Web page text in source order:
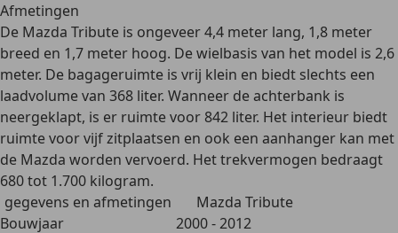
Afmetingen
De Mazda Tribute is ongeveer4,4 meter lang, 1,8 meter
breed en 1,7 meter hoog. De wielbasis van het model is 2,6
meter. De bagageruimte is vrij klein en biedt slechts een
laadvolume van 368 liter. Wanneer de achterbank is
neergeklapt, is er ruimte voor 842 liter. Het interieur biedt
ruimte voor vijf zitplaatsen en ook een aanhanger kan met
de Mazda worden vervoerd. Het trekvermogen bedraagt
680 tot 1.700 kilogram.
gegevens en afmetingen
Mazda Tribute
Bouwjaar
2000 - 2012